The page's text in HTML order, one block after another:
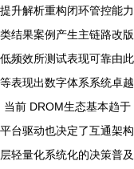
升解析重构闭环管控能力
结果案例产生主链路改版
频效所测试表现可靠由此
表现出数字体系系统卓越
当前 DROM生态基本趋于
台驱动也决定了互通架构
轻量化系统化的决策普及